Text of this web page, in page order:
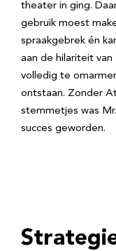
theater in ging.
gebruik moest
spraakgebrek én
aan de hilariteit
volledig te
ontstaan. Zonder
stemmetjes was
succes geworden.